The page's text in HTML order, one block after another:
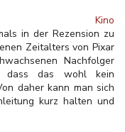
Kino
in der Rezension zu
Zeitalters von Pixar
Nachfolger
dass das wohl kein
daher kann man sich
kurz halten und